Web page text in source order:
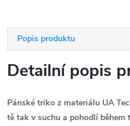
Popis produktu
Detailní popis
Pánské triko z materiálu UA
tě tak v suchu a pohodlí během